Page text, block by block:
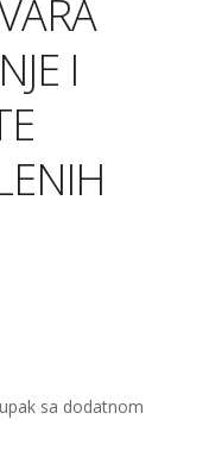
I
sa dodatnom